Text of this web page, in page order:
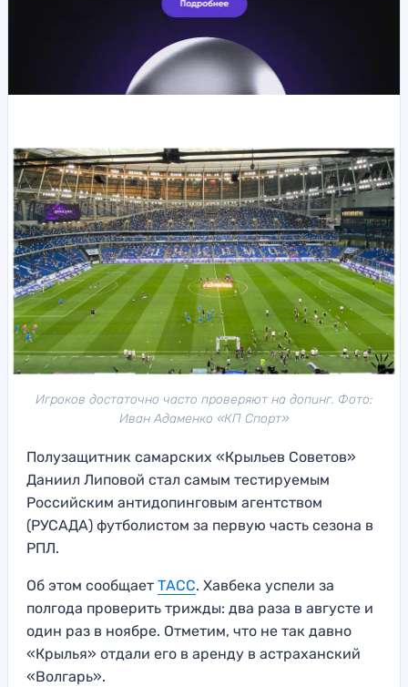
Игроков достаточно часто проверяют на допинг. Фото:
Иван Адаменко «КП Спорт»
Полузащитник самарских «Крыльев Советов»
Даниил Липовой стал самым тестируемым
Российским антидопинговым агентством
(РУСАДА) футболистом за первую часть сезона в
РПЛ.
Об этом сообщает ТАСС. Хавбека успели за
полгода проверить трижды: два раза в августе и
один раз в ноябре. Отметим, что не так давно
«Крылья» отдали его в аренду в астраханский
«Волгарь».